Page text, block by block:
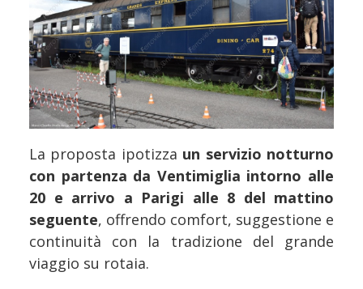
La proposta ipotizza un servizio notturno
con partenza da Ventimiglia intorno alle
20 e arrivo a Parigi alle 8 del mattino
seguente, offrendo comfort, suggestione e
continuità con la tradizione del grande
viaggio su rotaia.